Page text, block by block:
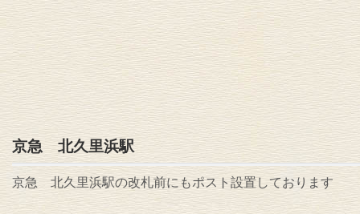
京急 北久里浜駅
京急 北久里浜駅の改札前にもポスト設置しております